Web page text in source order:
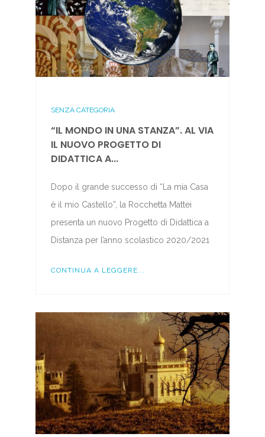
SENZA CATEGORIA
“IL MONDO IN UNA STANZA”. AL VIA
IL NUOVO PROGETTO DI
DIDATTICA A...
Dopo il grande successo di “La mia Casa
è il mio Castello”, la Rocchetta Mattei
presenta un nuovo Progetto di Didattica a
Distanza per l’anno scolastico 2020/2021
CONTINUA A LEGGERE...